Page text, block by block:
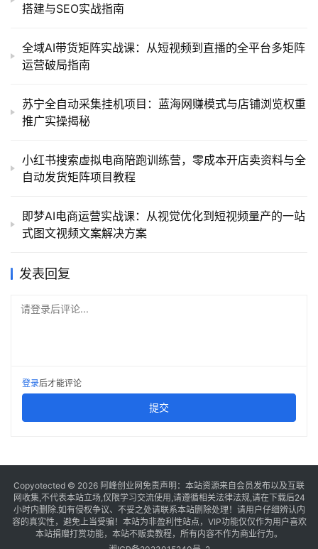
搭建与SEO实战指南
全域AI带货矩阵实战课：从短视频到直播的全平台多矩阵
运营破局指南
苏宁全自动采集挂机项目：蓝海网赚模式与店铺浏览权重
推广实操揭秘
小红书搜索虚拟电商陪跑训练营，零成本开店卖资料与全
自动发货矩阵项目教程
即梦AI电商运营实战课：从视觉优化到短视频量产的一站
式图文视频文案解决方案
发表回复
请登录后评论...
登录后才能评论
提交
Copyotected © 2026 阿峰创业网 免责声明：本站资源来自会员发布以及互联
网收集,不代表本站立场,仅限学习交流使用,请遵循相关法律法规,请在下载后24
小时内删除.如有侵权争议、不妥之处请联系本站删除处理！请用户仔细辨认内
容的真实性，避免上当受骗！本站为非盈利性站点，VIP功能仅仅作为用户喜欢
本站捐赠打赏功能，本站不贩卖教程，所有内容不作为商业行为。